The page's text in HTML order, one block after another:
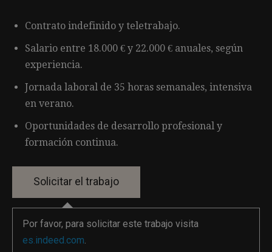
Contrato indefinido y teletrabajo.
Salario entre 18.000 € y 22.000 € anuales, según
experiencia.
Jornada laboral de 35 horas semanales, intensiva
en verano.
Oportunidades de desarrollo profesional y
formación continua.
Por favor, para solicitar este trabajo visita
es.indeed.com.